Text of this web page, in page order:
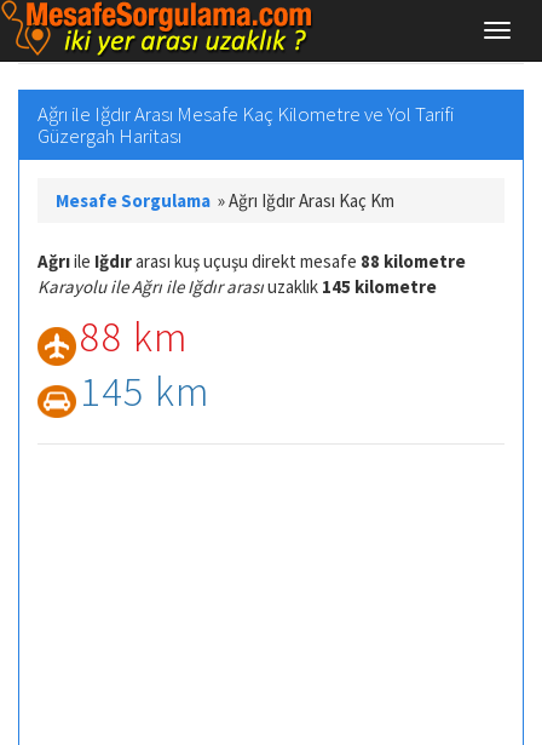
Ağrı ile Iğdır Arası Mesafe Kaç Kilometre ve Yol Tarifi
Güzergah Haritası
Mesafe Sorgulama »Ağrı Iğdır Arası Kaç Km
Ağrıile Iğdırarası kuş uçuşu direkt mesafe 88 kilometre
Karayolu ile Ağrı ile Iğdır arasıuzaklık 145 kilometre
88 km
145 km